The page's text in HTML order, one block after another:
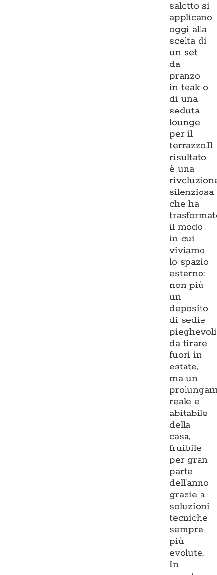
salotto si
applicano
oggi alla
scelta di
un set
da
pranzo
in teak o
di una
seduta
lounge
per il
terrazzo.Il
risultato
è una
silenziosa
che ha
il modo
in cui
viviamo
lo spazio
esterno:
non più
un
deposito
di sedie
pieghevoli
da tirare
fuori in
estate,
ma un
reale e
abitabile
della
casa,
fruibile
per gran
parte
dell’anno
grazie a
soluzioni
tecniche
sempre
più
evolute.
In